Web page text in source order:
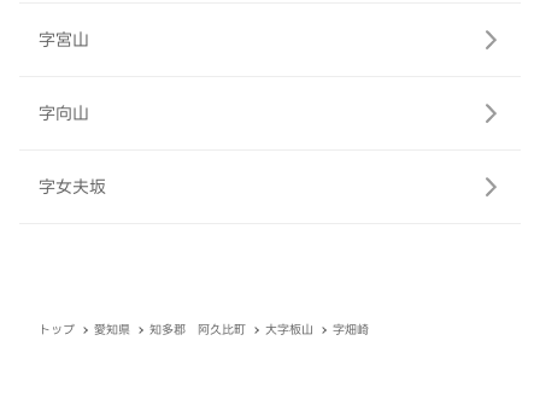
字宮山
字向山
字女夫坂
トップ 愛知県 知多郡 阿久比町 大字板山 字畑崎